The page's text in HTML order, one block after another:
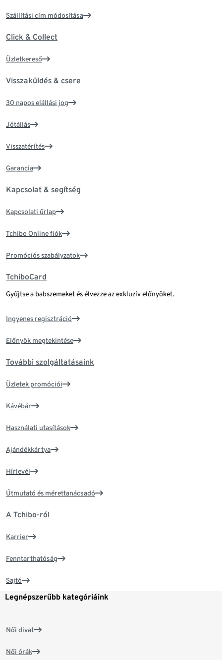
Szállítási cím módosítása
Click & Collect
Üzletkereső
Visszaküldés & csere
30 napos elállási jog
Jótállás
Visszatérítés
Garancia
Kapcsolat & segítség
Kapcsolati űrlap
Tchibo Online fiók
Promóciós szabályzatok
TchiboCard
Gyűjtse a babszemeket és élvezze az exkluzív előnyöket.
Ingyenes regisztráció
Előnyök megtekintése
További szolgáltatásaink
Üzletek promóciói
Kávébár
Használati utasítások
Ajándékkártya
Hírlevél
Útmutató és mérettanácsadó
A Tchibo-ról
Karrier
Fenntarthatóság
Sajtó
Legnépszerűbb kategóriáink
Női divat
Női órák